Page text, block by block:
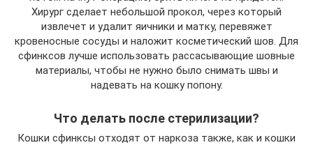
Хирург сделает небольшой прокол, через который
извлечет и удалит яичники и матку, перевяжет
кровеносные сосуды и наложит косметический шов. Для
сфинксов лучше использовать рассасывающие шовные
материалы, чтобы не нужно было снимать швы и
надевать на кошку попону.
Что делать после стерилизации?
Кошки сфинксы отходят от наркоза также, как и кошки